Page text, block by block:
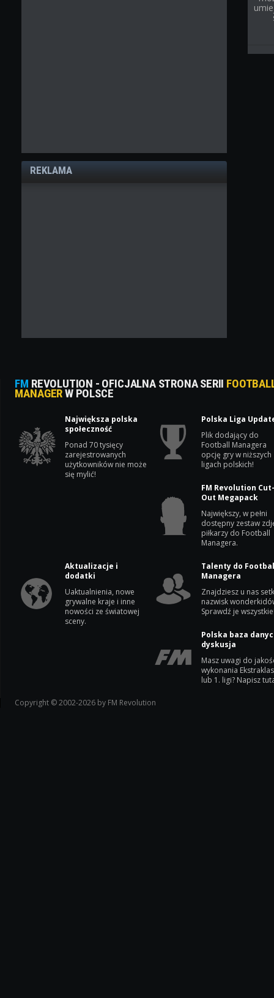
REKLAMA
FM REVOLUTION - OFICJALNA STRONA SERII
MANAGERW POLSCE
Największa polska
społeczność
Ponad 70 tysięcy
zarejestrowanych
użytkowników nie może
się mylić!
Polska Liga
Plik dodający do
Football Managera
opcję gry w niższych
ligach polskich!
FM Revolution
Out Megapack
Największy, w pełni
dostępny zestaw
piłkarzy do Football
Managera.
Aktualizacje i
dodatki
Uaktualnienia, nowe
grywalne kraje i inne
nowości ze światowej
sceny.
Talenty do
Managera
Znajdziesz u nas
nazwisk
Sprawdź je
Polska baza
dyskusja
Masz uwagi do
wykonania
lub 1. ligi? Napisz
Copyright © 2002-2026 by FM Revolution